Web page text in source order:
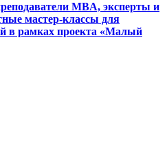
MBA, эксперты и
мастер-классы для
в рамках проекта «Малый